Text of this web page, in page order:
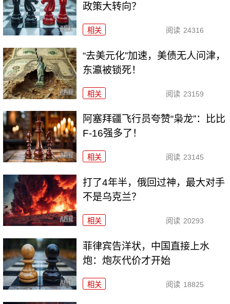
政策大转向？
相关 阅读 24316
“去美元化”加速，美债无人问津，
东瀛被锁死！
相关 阅读 23159
阿塞拜疆飞行员夸赞“枭龙”：比比
F-16强多了！
相关 阅读 23145
打了4年半，俄回过神，最大对手
不是乌克兰？
相关 阅读 20293
菲律宾告洋状，中国直接上水
炮：炮灰代价才开始
相关 阅读 18825